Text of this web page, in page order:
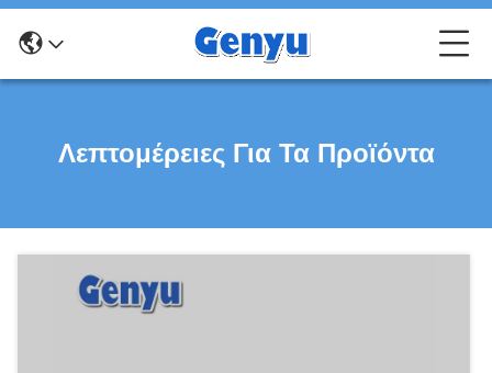
Λεπτομέρειες Για Τα Προϊόντα